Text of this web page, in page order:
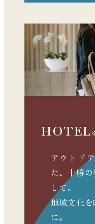
HOTEL
アウトド
た、十勝
して。
地域文化
に。